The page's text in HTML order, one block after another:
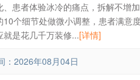
患者体验冰冷的痛点，拆解不增
个细节处做微小调整，患者满意
是花几千万装修...[详情]
：2026年08月04日